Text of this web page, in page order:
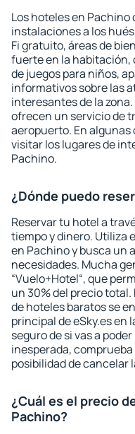
Los hoteles en
instalaciones a los
Fi gratuito, áreas de
fuerte en la habitación,
de juegos para niños,
informativos sobre las
interesantes de la
ofrecen un servicio de
aeropuerto. En
visitar los lugares de
Pachino.
¿Dónde puedo
Reservar tu hotel a
tiempo y dinero. Utiliza
en Pachino y busca un
necesidades. Mucha
“Vuelo+Hotel“, que
un 30% del precio total.
de hoteles baratos se
principal de eSky.es en
seguro de si vas a
inesperada,
posibilidad de cancelar
¿Cuál es el precio
Pachino?